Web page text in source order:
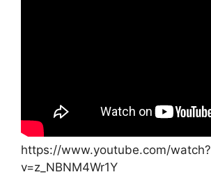
https://www.youtube.com/watch?
v=z_NBNM4Wr1Y